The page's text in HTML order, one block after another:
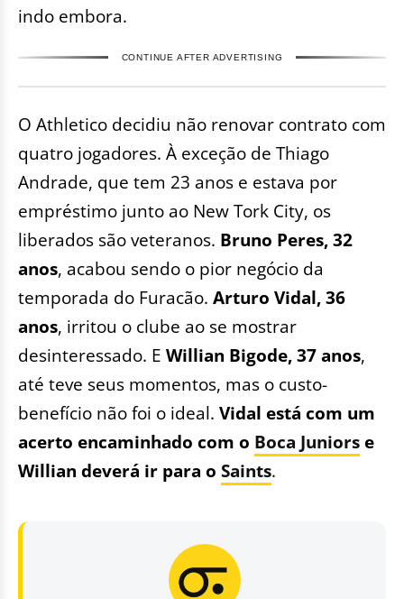
indo embora.
CONTINUE AFTER ADVERTISING
O Athletico decidiu não renovar contrato com
quatro jogadores. À exceção de Thiago
Andrade, que tem 23 anos e estava por
empréstimo junto ao New Tork City, os
liberados são veteranos. Bruno Peres, 32
anos, acabou sendo o pior negócio da
temporada do Furacão. Arturo Vidal, 36
anos, irritou o clube ao se mostrar
desinteressado. E Willian Bigode, 37 anos,
até teve seus momentos, mas o custo-
benefício não foi o ideal. Vidal está com um
acerto encaminhado com o Boca Juniors e
Willian deverá ir para o Saints.